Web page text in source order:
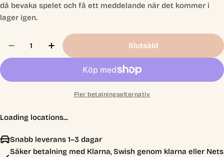
då bevaka spelet och få ett meddelande när det kommer i
lager igen.
Minska Antal För -Lånebiblioteket- Harmonies
Öka Antal För -Lånebiblioteket-
Slutsåld
Fler betalningsalternativ
Loading locations...
Snabb leverans 1–3 dagar
Säker betalning med Klarna, Swish genom klarna eller Nets